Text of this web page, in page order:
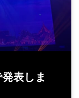
表しま